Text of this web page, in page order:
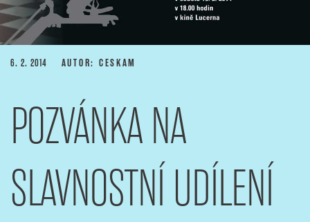
PUBLIKOVÁNO
6. 2. 2014 AUTOR: CESKAM
POZVÁNKA NA
SLAVNOSTNÍ UDÍLENÍ